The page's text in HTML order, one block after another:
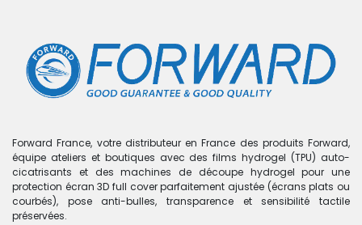
Boutique 0 articles trouvés.
Nous n'avons trouvé aucun
produit !
Aucun produit défini dans la catégorieA42 5G - A426.
Forward France, votre distributeur en France des produits Forward,
équipe ateliers et boutiques avec des films hydrogel (TPU) auto-
cicatrisants et des machines de découpe hydrogel pour une
protection écran 3D full cover parfaitement ajustée (écrans plats ou
courbés), pose anti-bulles, transparence et sensibilité tactile
préservées.